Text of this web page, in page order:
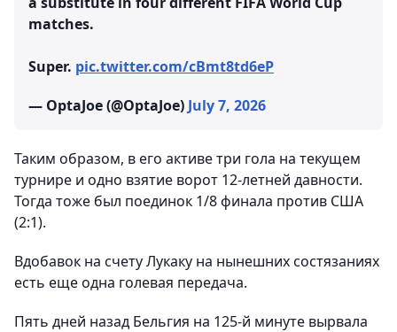
matches.
Super. pic.twitter.com/cBmt8td6eP
— OptaJoe (@OptaJoe) July 7, 2026
Таким образом, в его активе три гола на текущем
турнире и одно взятие ворот 12-летней давности.
Тогда тоже был поединок 1/8 финала против США
(2:1).
Вдобавок на счету Лукаку на нынешних состязаниях
есть еще одна голевая передача.
Пять дней назад Бельгия на 125-й минуте вырвала